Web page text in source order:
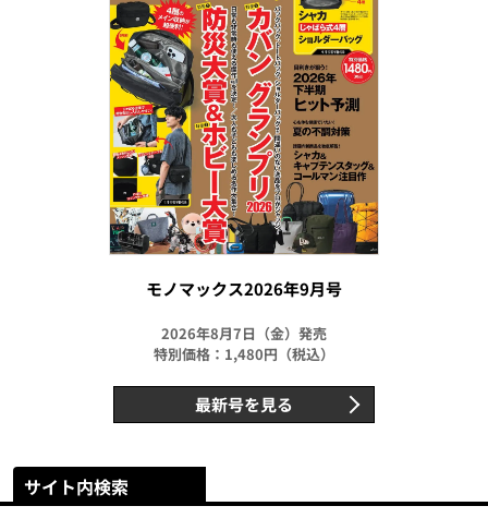
モノマックス2026年9月号
2026年8月7日（金）発売
特別価格：1,480円（税込）
最新号を見る
サイト内検索